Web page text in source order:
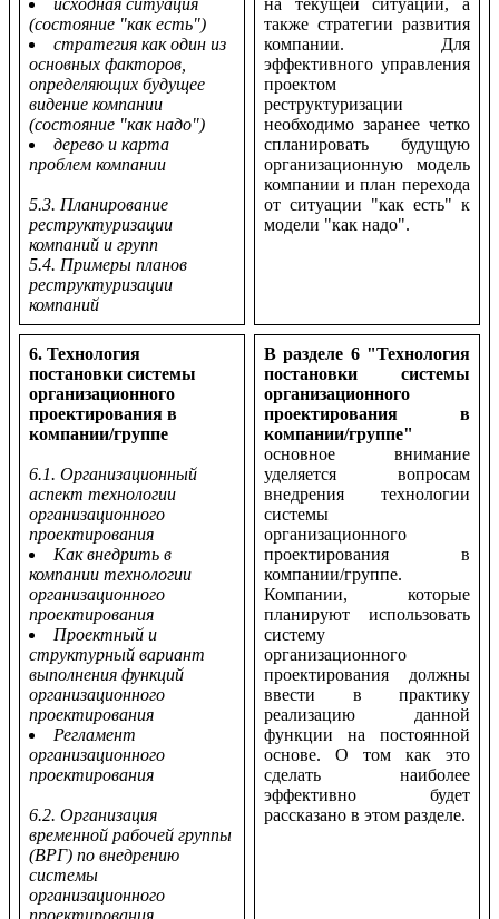
(состояние "как есть")
стратегия как один из
основных факторов,
определяющих будущее
видение компании
(состояние "как надо")
дерево и карта
проблем компании
5.3. Планирование
реструктуризации
компаний и групп
5.4. Примеры планов
реструктуризации
компаний
также стратегии развития
компании. Для
эффективного управления
проектом
реструктуризации
необходимо заранее четко
спланировать будущую
организационную модель
компании и план перехода
от ситуации "как есть" к
модели "как надо".
6. Технология
постановки системы
организационного
проектирования в
компании/группе
6.1. Организационный
аспект технологии
организационного
проектирования
Как внедрить в
компании технологии
организационного
проектирования
Проектный и
структурный вариант
выполнения функций
организационного
проектирования
Регламент
организационного
проектирования
6.2. Организация
временной рабочей группы
(ВРГ) по внедрению
системы
организационного
проектирования
В разделе 6 "Технология
постановки системы
организационного
проектирования в
компании/группе"
основное внимание
уделяется вопросам
внедрения технологии
системы
организационного
проектирования в
компании/группе.
Компании, которые
планируют использовать
систему
организационного
проектирования должны
ввести в практику
реализацию данной
функции на постоянной
основе. О том как это
сделать наиболее
эффективно будет
рассказано в этом разделе.